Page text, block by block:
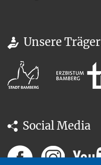
Unsere Träger
Social Media